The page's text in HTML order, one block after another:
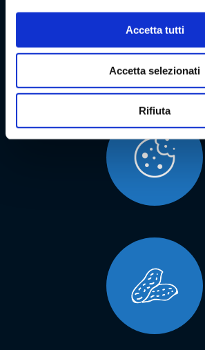
Accetta tutti
Accetta selezionati
Rifiuta
SMART
ANEMPTYTEXTLLINE
Smart è una macchina confezionatrice
caratteristiche quali la semplicità e la